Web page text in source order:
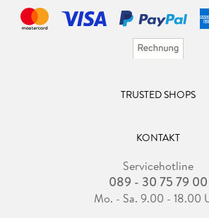
TRUSTED SHOPS
KONTAKT
Servicehotline
089 - 30 75 79 00
Mo. - Sa. 9.00 - 18.00